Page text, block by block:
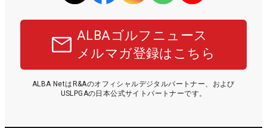
ALBAゴルフニュース
メルマガ登録はこちら
ALBA NetはR&Aのオフィシャルデジタルパートナー、および
USLPGAの日本公式サイトパートナーです。